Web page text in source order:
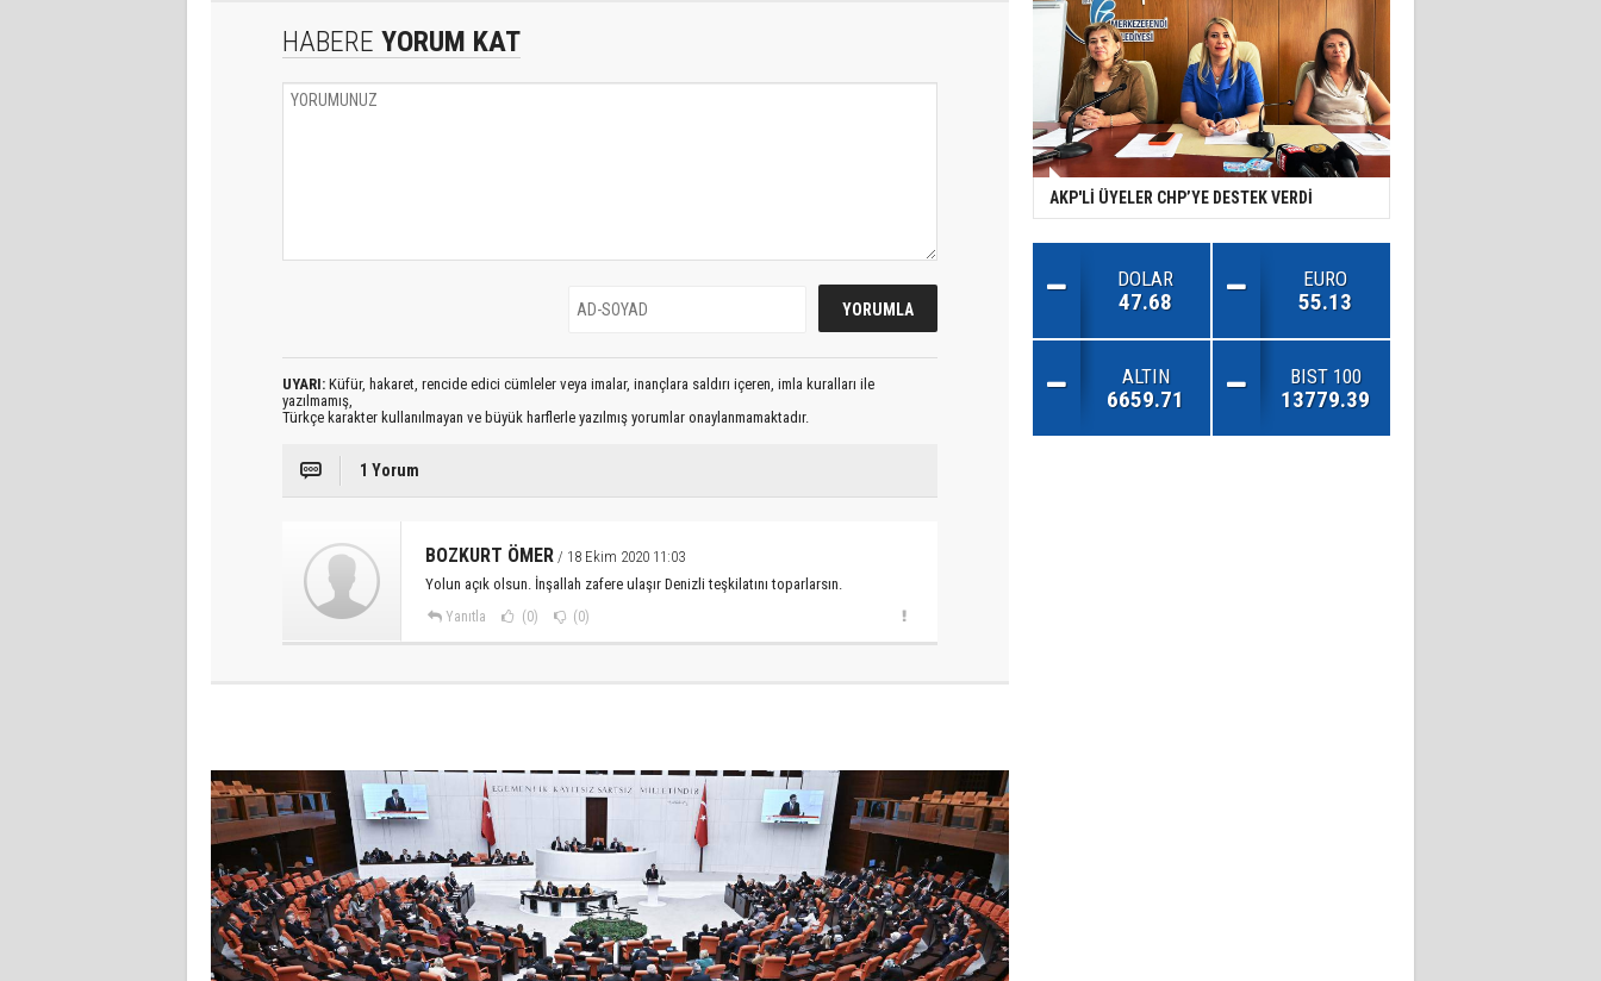
HABERE YORUM KAT
UYARI: Küfür, hakaret, rencide edici cümleler veya imalar, inançlara saldırı içeren, imla kuralları ile
yazılmamış,
Türkçe karakter kullanılmayan ve büyük harflerle yazılmış yorumlar onaylanmamaktadır.
1 Yorum
BOZKURT ÖMER / 18 Ekim 2020 11:03
Yolun açık olsun. İnşallah zafere ulaşır Denizli teşkilatını toparlarsın.
Yanıtla (0) (0)
AKP'Lİ ÜYELER CHP’YE DESTEK VERDİ
DOLAR
47.68
EURO
55.13
ALTIN
6659.71
BIST 100
13779.39